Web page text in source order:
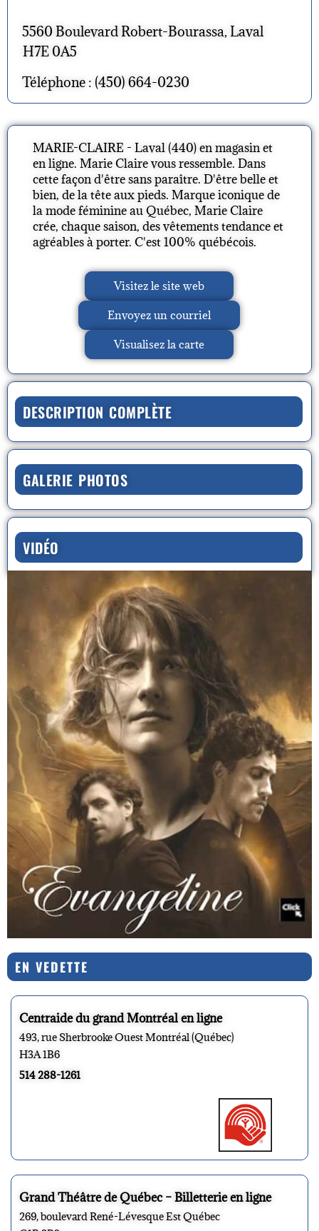
5560 Boulevard Robert-Bourassa, Laval
H7E 0A5
Téléphone : (450) 664-0230
MARIE-CLAIRE - Laval (440) en magasin et
en ligne. Marie Claire vous ressemble. Dans
cette façon d'être sans paraître. D'être belle et
bien, de la tête aux pieds. Marque iconique de
la mode féminine au Québec, Marie Claire
crée, chaque saison, des vêtements tendance et
agréables à porter. C'est 100% québécois.
Visitez le site web
Envoyez un courriel
Visualisez la carte
DESCRIPTION COMPLÈTE
GALERIE PHOTOS
VIDÉO
EN VEDETTE
Centraide du grand Montréal en ligne
493, rue Sherbrooke Ouest Montréal (Québec)
H3A 1B6
514 288-1261
Grand Théâtre de Québec – Billetterie en ligne
269, boulevard René-Lévesque Est Québec